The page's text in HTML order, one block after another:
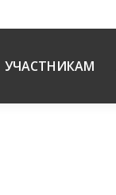
УЧАСТНИКАМ